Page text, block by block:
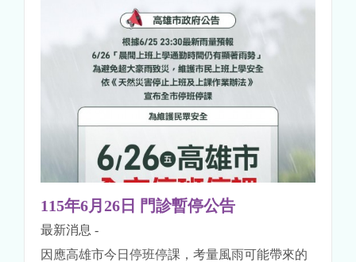
115年6月26日 門診暫停公告
最新消息 -
因應高雄市今日停班停課，考量風雨可能帶來的